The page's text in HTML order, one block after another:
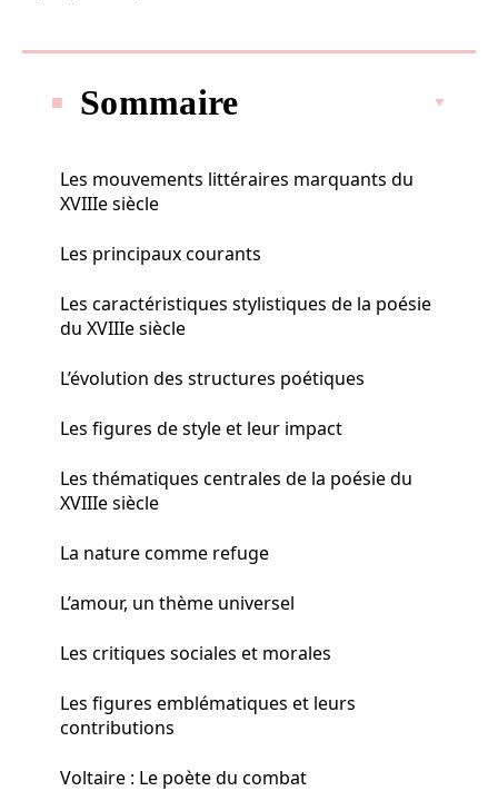
Sommaire
Les mouvements littéraires marquants du
XVIIIe siècle
Les principaux courants
Les caractéristiques stylistiques de la poésie
du XVIIIe siècle
L’évolution des structures poétiques
Les figures de style et leur impact
Les thématiques centrales de la poésie du
XVIIIe siècle
La nature comme refuge
L’amour, un thème universel
Les critiques sociales et morales
Les figures emblématiques et leurs
contributions
Voltaire : Le poète du combat